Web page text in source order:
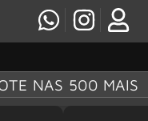
NAS 500 MAIS